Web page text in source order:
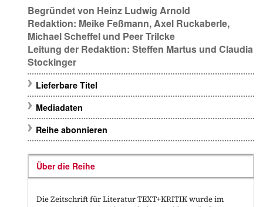
Begründet von Heinz Ludwig Arnold
Redaktion: Meike Feßmann,Axel Ruckaberle,
Michael Scheffel und Peer Trilcke
Leitung der Redaktion: Steffen Martus und Claudia
Stockinger
Lieferbare Titel
Mediadaten
Reihe abonnieren
Über die Reihe
Die Zeitschrift für Literatur TEXT+KRITIK wurde im